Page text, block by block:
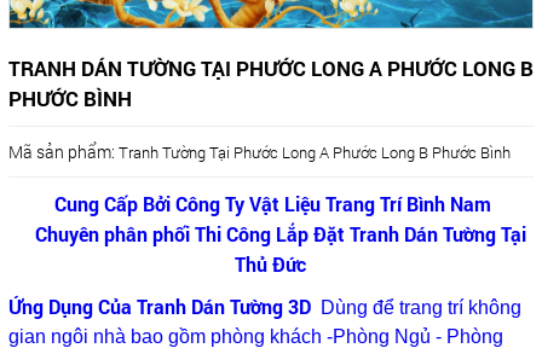
TRANH DÁN TƯỜNG TẠI PHƯỚC LONG A PHƯỚC LONG B
PHƯỚC BÌNH
Mã sản phẩm: Tranh Tường Tại Phước Long A Phước Long B Phước Bình
Cung Cấp Bởi Công Ty Vật Liệu Trang Trí Bình Nam
Chuyên phân phối Thi Công Lắp Đặt Tranh Dán Tường Tại
Thủ Đức
Ứng Dụng Của Tranh Dán Tường 3D Dùng để trang trí không
gian ngôi nhà bao gồm phòng khách -Phòng Ngủ - Phòng